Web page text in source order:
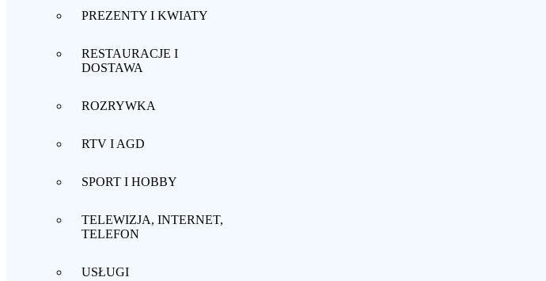
PREZENTY I KWIATY
RESTAURACJE I
DOSTAWA
ROZRYWKA
RTV I AGD
SPORT I HOBBY
TELEWIZJA, INTERNET,
TELEFON
USŁUGI